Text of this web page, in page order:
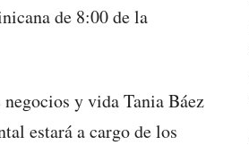
de 8:00 de la
y vida Tania Báez
estará a cargo de los